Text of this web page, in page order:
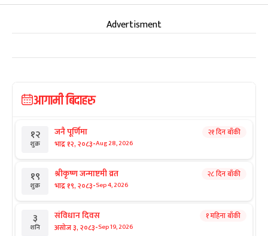
Advertisment
आगामी बिदाहरु
१२
शुक्र
जनै पूर्णिमा
भाद्र १२, २०८३-Aug 28, 2026
२१ दिन बाँकी
१९
शुक्र
श्रीकृष्ण जन्माष्टमी व्रत
भाद्र १९, २०८३-Sep 4, 2026
२८ दिन बाँकी
३
शनि
संविधान दिवस
असोज ३, २०८३-Sep 19, 2026
१ महिना बाँकी